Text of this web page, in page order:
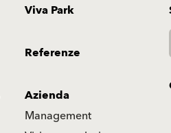
Viva Park
Referenze
Azienda
Management